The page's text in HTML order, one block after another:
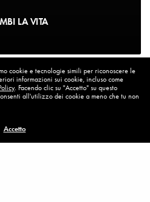
LA VITA
cookie e tecnologie simili per riconoscere le
informazioni sui cookie, incluso come
. Facendo clic su "Accetto" su questo
all'utilizzo dei cookie a meno che tu non
Accetto